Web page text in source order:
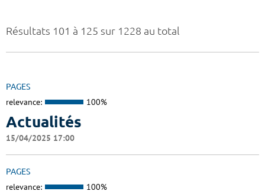
Résultats 101 à 125 sur 1228 au total
PAGES
relevance: 100%
Actualités
15/04/2025 17:00
PAGES
relevance: 100%